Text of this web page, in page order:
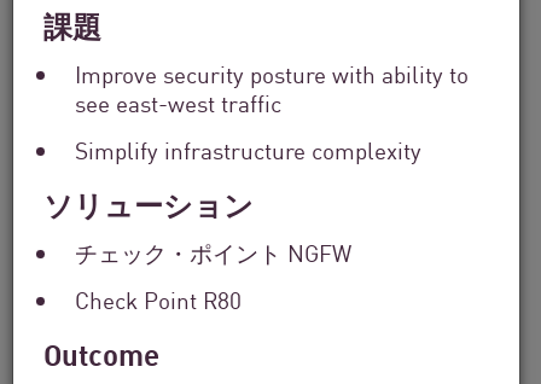
課題
Improve security posture with ability to
see east-west traffic
Simplify infrastructure complexity
ソリューション
チェック・ポイント NGFW
Check Point R80
Outcome
Location
Search
by
Keyword